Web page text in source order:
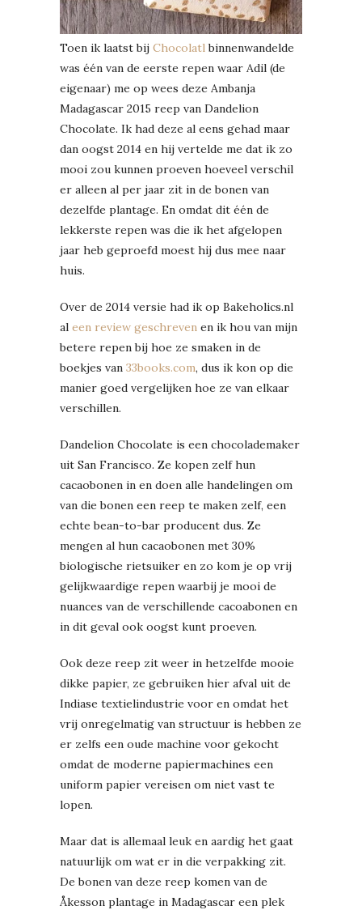
Toen ik laatst bij Chocolatlbinnenwandelde
was één van de eerste repen waar Adil (de
eigenaar) me op wees deze Ambanja
Madagascar 2015 reep van Dandelion
Chocolate. Ik had deze al eens gehad maar
dan oogst 2014 en hij vertelde me dat ik zo
mooi zou kunnen proeven hoeveel verschil
er alleen al per jaar zit in de bonen van
dezelfde plantage. En omdat dit één de
lekkerste repen was die ik het afgelopen
jaar heb geproefd moest hij dus mee naar
huis.
Over de 2014 versie had ik op Bakeholics.nl
al een review geschreven en ik hou van mijn
betere repen bij hoe ze smaken in de
boekjes van 33books.com, dus ik kon op die
manier goed vergelijken hoe ze van elkaar
verschillen.
Dandelion Chocolate is een chocolademaker
uit San Francisco. Ze kopen zelf hun
cacaobonen in en doen alle handelingen om
van die bonen een reep te maken zelf, een
echte bean-to-bar producent dus. Ze
mengen al hun cacaobonen met 30%
biologische rietsuiker en zo kom je op vrij
gelijkwaardige repen waarbij je mooi de
nuances van de verschillende cacoabonen en
in dit geval ook oogst kunt proeven.
Ook deze reep zit weer in hetzelfde mooie
dikke papier, ze gebruiken hier afval uit de
Indiase textielindustrie voor en omdat het
vrij onregelmatig van structuur is hebben ze
er zelfs een oude machine voor gekocht
omdat de moderne papiermachines een
uniform papier vereisen om niet vast te
lopen.
Maar dat is allemaal leuk en aardig het gaat
natuurlijk om wat er in die verpakking zit.
De bonen van deze reep komen van de
Åkesson plantage in Madagascar een plek